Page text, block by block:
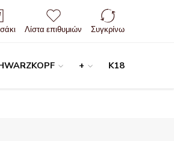
Είσοδος / Εγγραφή
Λίστα επιθυμιών Συγκρίνω
+ K18